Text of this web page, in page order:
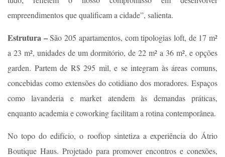
empreendimentos que qualificam a cidade”, salienta.
Estrutura –São 205 apartamentos, com tipologias loft, de 17 m²
a 23 m², unidades de um dormitório, de 22 m² a 36 m², e opções
garden. Partem de R$ 295 mil, e se integram às áreas comuns,
concebidas como extensões do cotidiano dos moradores. Espaços
como lavanderia e market atendem às demandas práticas,
enquanto academia e coworking facilitam a rotina contemporânea.
No topo do edifício, o rooftop sintetiza a experiência do Átrio
Boutique Haus. Projetado para promover encontros e conexões,